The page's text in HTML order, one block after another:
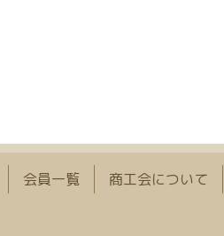
会員一覧 商工会について